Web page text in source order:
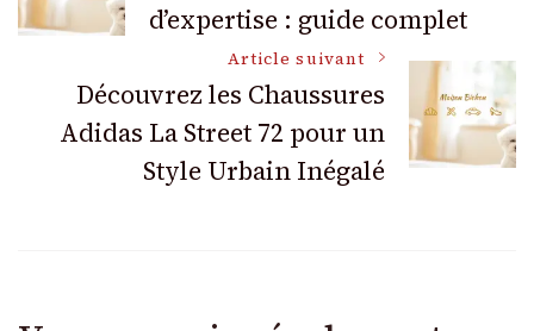
des
articles
d’expertise : guide complet
Article suivant
Découvrez les Chaussures
Adidas La Street 72 pour un
Style Urbain Inégalé